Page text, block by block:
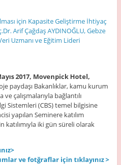
için Kapasite Geliştirme İhtiyaç
Arif Çağdaş AYDINOĞLU, Gebze
Uzmanı ve Eğitim Lideri
2017, Movenpick Hotel,
paydaşı Bakanlıklar, kamu kurum
çalışmalarıyla bağlantılı
Sistemleri (CBS) temel bilgisine
yapılan Seminere katılım
katılımıyla iki gün süreli olarak
ve fotğraflar için tıklayınız >